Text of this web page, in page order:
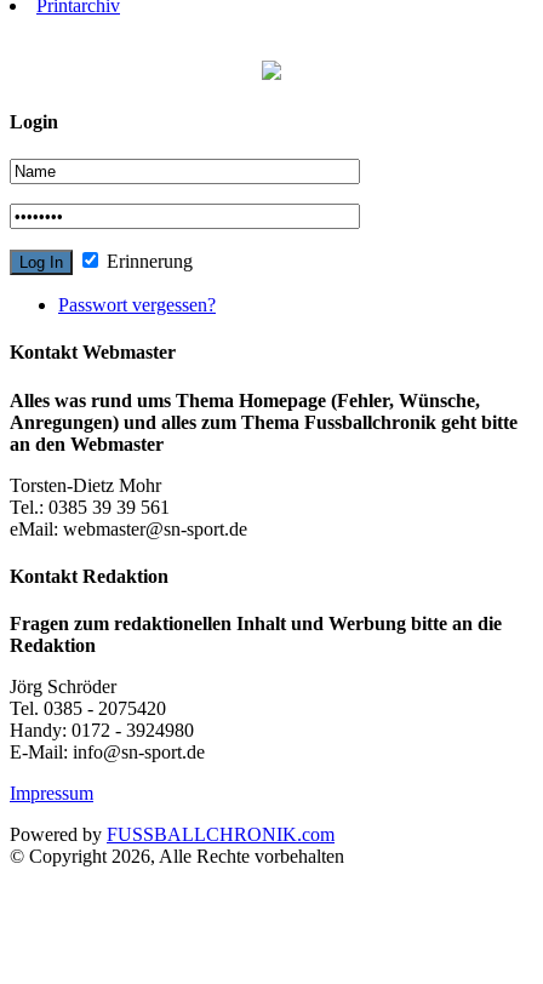
Printarchiv
Login
Erinnerung
Passwort vergessen?
Kontakt Webmaster
Alles was rund ums Thema Homepage (Fehler, Wünsche,
Anregungen) und alles zum Thema Fussballchronik geht bitte
an den Webmaster
Torsten-Dietz Mohr
Tel.: 0385 39 39 561
eMail: webmaster@sn-sport.de
Kontakt Redaktion
Fragen zum redaktionellen Inhalt und Werbung bitte an die
Redaktion
Jörg Schröder
Tel. 0385 - 2075420
Handy: 0172 - 3924980
E-Mail: info@sn-sport.de
Impressum
Powered by FUSSBALLCHRONIK.com
© Copyright 2026, Alle Rechte vorbehalten